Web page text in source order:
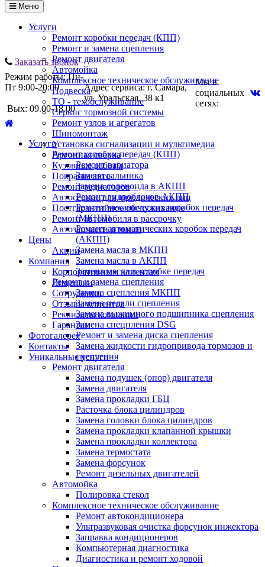
Меню
Услуги
Ремонт коробки передач (КПП)
Ремонт и замена сцепления
Ремонт двигателя
Автомойка
Комплексное техническое обслуживание
Подвеска
ТО - техобслуживание
Сервис тормозной системы
Ремонт узлов и агрегатов
Шиномонтаж
Установка сигнализации и мультимедиа
Аргонная сварка
Кузовные работы
Покраска авто
Ремонт радиаторов
Автосервис для юридических лиц
Постгарантийное обслуживание
Ремонт автомобиля в рассрочку
Автозапчасти и масла
Цены
Акции
Компания
Корпоративным клиентам
Лицензии
Сотрудники
Отзывы клиентов
Реквизиты компании
Гарантии
Фотогалерея
Контакты
Уникальные услуги
Заказать звонок
Режим работы: Пн-
Пт 9:00-20:00
Вых: 09.00-18.00
Адрес сервиса: г. Самара,
ул. Уральская, 38 к1
Мы в
социальных
сетях:
Услуги
Ремонт коробки передач (КПП)
Ремонт вариатора
Замена сальника
Замена соленоида в АКПП
Ремонт гидроблоков АКПП
Ремонт механических коробок передач
(МКПП)
Ремонт автоматических коробок передач
(АКПП)
Замена масла в МКПП
Замена масла в АКПП
Замена масла в коробке передач
Ремонт и замена сцепления
Замена сцепления МКПП
Замена педали сцепления
Замена выжимного подшипника сцепления
Замена спецпления DSG
Ремонт и замена диска сцепления
Замена жидкости гидропривода тормозов и
сцепления
Ремонт двигателя
Замена подушек (опор) двигателя
Замена двигателя
Замена прокладки ГБЦ
Расточка блока цилиндров
Замена головки блока цилиндров
Замена прокладки клапанной крышки
Замена прокладки коллектора
Замена термостата
Замена форсунок
Ремонт дизельных двигателей
Автомойка
Полировка стекол
Комплексное техническое обслуживание
Ремонт автокондиционера
Ультразвуковая очистка форсунок инжектора
Заправка кондиционеров
Компьютерная диагностика
Диагностика и ремонт ходовой